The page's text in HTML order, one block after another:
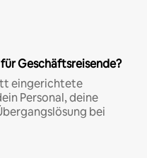
Geschäftsreisende?
eingerichtete
Personal, deine
bei